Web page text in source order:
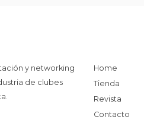
y networking
de clubes
Home
Tienda
Revista
Contacto